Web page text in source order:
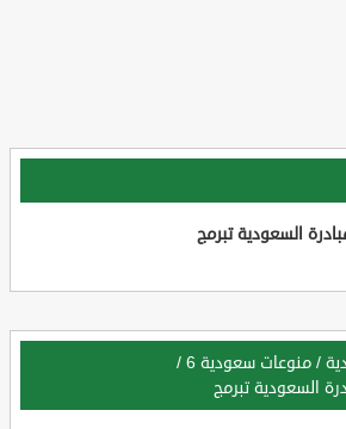
السعودية تبرمج
/ منوعات سعودية 6
/
السعودية تبرمج